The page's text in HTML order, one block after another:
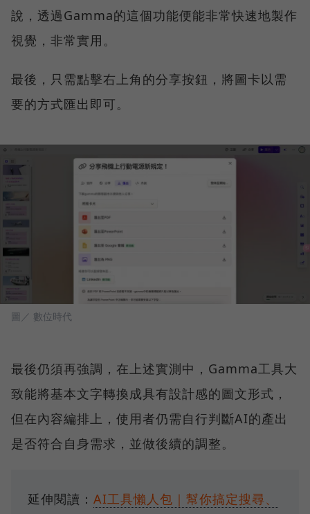
說，透過Gamma的這個功能便能非常快速地製作
視覺，非常實用。
最後，只需點擊右上角的分享按鈕，將圖卡以需
要的方式匯出即可。
圖／ 數位時代
最後仍須再強調，在上述實測中，Gamma工具大
致能將基本文字轉換成具有設計感的圖文形式，
但在內容編排上，使用者仍需自行判斷AI的產出
是否符合自身需求，並做後續的調整。
延伸閱讀： AI工具懶人包｜幫你搞定搜尋、